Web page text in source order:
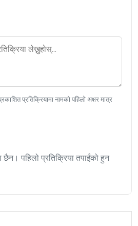
प्रतिक्रियामा नामको पहिलो अक्षर मात्र
पहिलो प्रतिक्रिया तपाईंको हुन